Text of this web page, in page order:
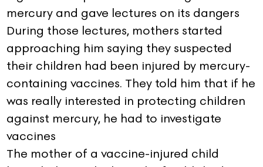
mercury and gave lectures on its dangers
During those lectures, mothers started
approaching him saying they suspected
their children had been injured by mercury-
containing vaccines. They told him that if he
was really interested in protecting children
against mercury, he had to investigate
vaccines
The mother of a vaccine-injured child